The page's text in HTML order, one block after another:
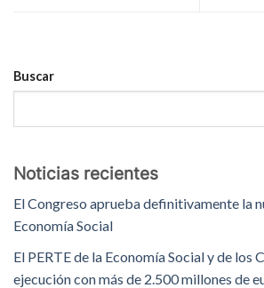
Buscar
Noticias recientes
El Congreso aprueba definitivamente la
Economía Social
El PERTE de la Economía Social y de los
ejecución con más de 2.500 millones de